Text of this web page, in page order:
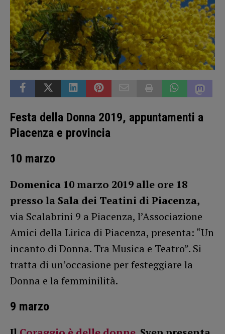
Festa della Donna 2019, appuntamenti a
Piacenza e provincia
10 marzo
Domenica 10 marzo 2019 alle ore 18
presso la Sala dei Teatini di Piacenza,
via Scalabrini 9 a Piacenza, l’Associazione
Amici della Lirica di Piacenza, presenta: “Un
incanto di Donna. Tra Musica e Teatro”. Si
tratta di un’occasione per festeggiare la
Donna e la femminilità.
9 marzo